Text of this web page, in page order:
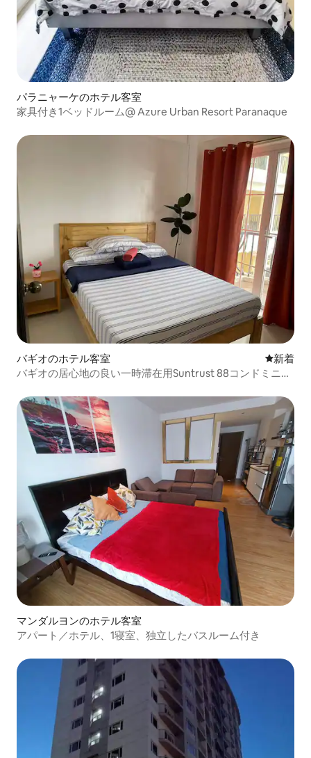
パラニャーケのホテル客室
家具付き1ベッドルーム@ Azure Urban Resort Paranaque
バギオのホテル客室 新しい宿
新着
バギオの居心地の良い一時滞在用Suntrust 88コンドミニア
マンダルヨンのホテル客室
アパート／ホテル、1寝室、独立したバスルーム付き